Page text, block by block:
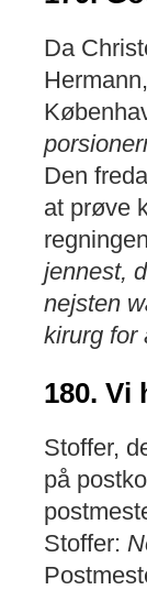
Da
Den
at prøve
jennest,
nejsten
kirurg for
180. Vi
Stoffer,
på
Stoffer: